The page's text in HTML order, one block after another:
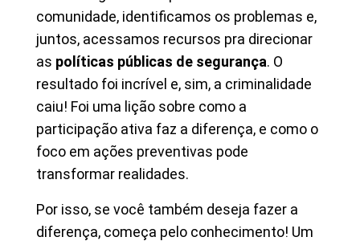
comunidade, identificamos os problemas e,
juntos, acessamos recursos pra direcionar
as políticas públicas de segurança. O
resultado foi incrível e, sim, a criminalidade
caiu! Foi uma lição sobre como a
participação ativa faz a diferença, e como o
foco em ações preventivas pode
transformar realidades.
Por isso, se você também deseja fazer a
diferença, começa pelo conhecimento! Um